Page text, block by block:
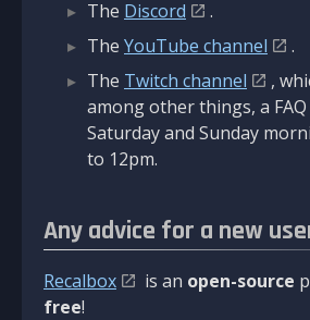
The Discord
.
The YouTube channel
.
The Twitch channel
,
among other things, a
Saturday and Sunday
to 12pm.
Any advice for a new
Recalbox is an open-source
free!